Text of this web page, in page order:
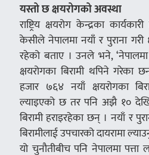
यस्तो छ क्षयरोगको अवस्था
राष्ट्रिय क्षयरोग केन्द्रका
केसीले नेपालमा नयाँ र पुराना गरी
रहेको बताए । उनले भने,
क्षयरोगका बिरामी थपिने
हजार ७६४ नयाँ क्षयरोगका
ल्याइएको छ तर पनि अझै १०
बिरामी हराइरहेका छन् । नयाँ र
बिरामीलाई उपचारको दायरामा
यो चुनौतीबीच पनि नेपालमा पत्ता